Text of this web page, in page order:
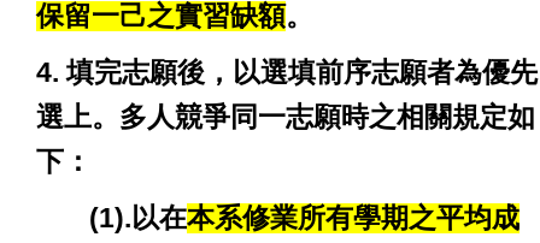
保留一己之實習缺額。
4. 填完志願後，以選填前序志願者為優先
選上。多人競爭同一志願時之相關規定如
下：
(1).以在本系修業所有學期之平均成